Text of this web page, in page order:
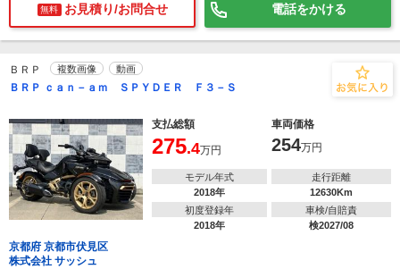
無料 お見積り/お問合せ 電話をかける
ＢＲＰ 複数画像 動画
ＢＲＰ ｃａｎ－ａｍ ＳＰＹＤＥＲ Ｆ３－Ｓ
支払総額 車両価格
275.4万円 254万円
モデル年式
2018年
走行距離
12630Km
初度登録年
2018年
車検/自賠責
検2027/08
京都府 京都市伏見区
株式会社 サッシュ